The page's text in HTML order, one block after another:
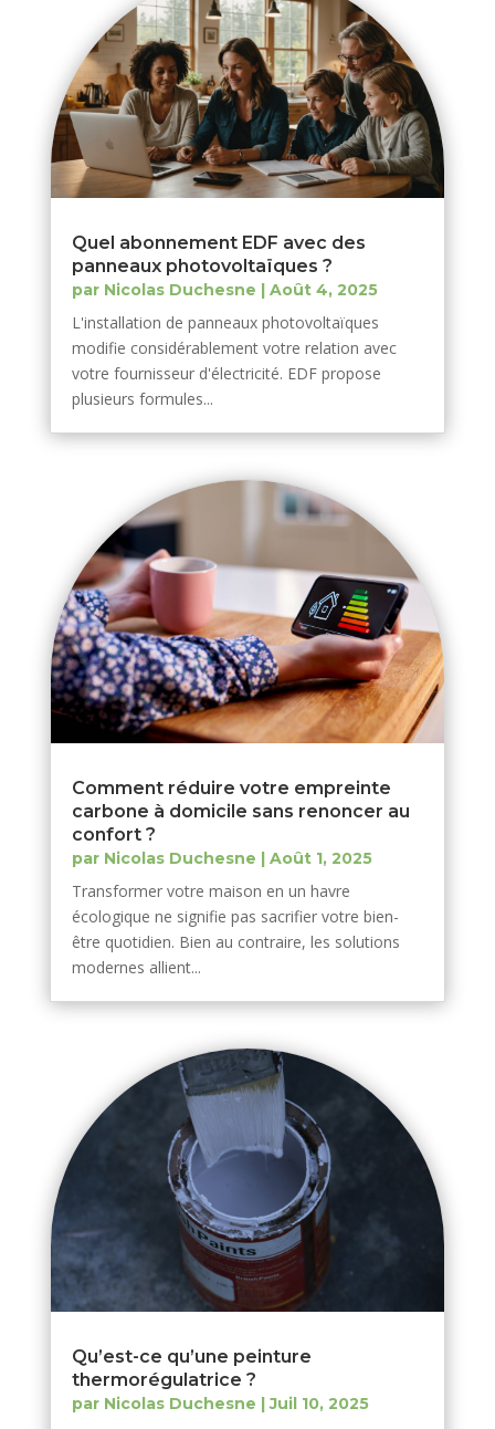
Quel abonnement EDF avec des
panneaux photovoltaïques ?
par Nicolas Duchesne | Août 4, 2025
L'installation de panneaux photovoltaïques
modifie considérablement votre relation avec
votre fournisseur d'électricité. EDF propose
plusieurs formules...
Comment réduire votre empreinte
carbone à domicile sans renoncer au
confort ?
par Nicolas Duchesne | Août 1, 2025
Transformer votre maison en un havre
écologique ne signifie pas sacrifier votre bien-
être quotidien. Bien au contraire, les solutions
modernes allient...
Qu’est-ce qu’une peinture
thermorégulatrice ?
par Nicolas Duchesne |Juil 10, 2025